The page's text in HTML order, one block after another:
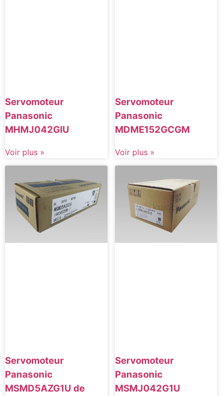
Servomoteur
Panasonic
MHMJ042GIU
Voir plus »
Servomoteur
Panasonic
MDME152GCGM
Voir plus »
Servomoteur
Panasonic
MSMD5AZG1U de
Servomoteur
Panasonic
MSMJ042G1U